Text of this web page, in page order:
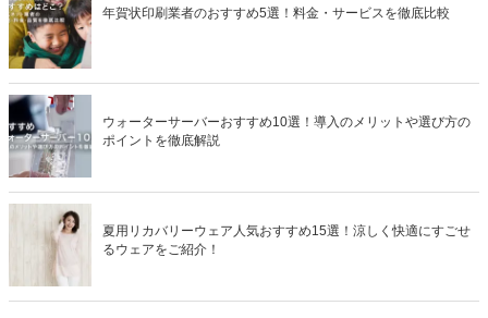
年賀状印刷業者のおすすめ5選！料金・サービスを徹底比較
ウォーターサーバーおすすめ10選！導入のメリットや選び方の
ポイントを徹底解説
夏用リカバリーウェア人気おすすめ15選！涼しく快適にすごせ
るウェアをご紹介！